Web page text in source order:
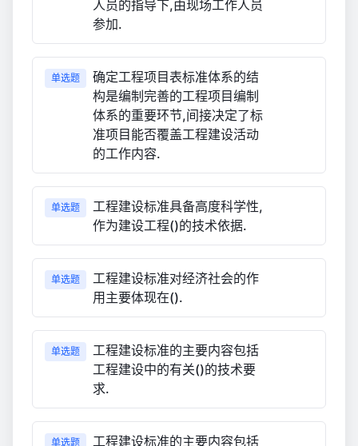
人员的指导下,由现场工作人员
参加.
单选题
确定工程项目表标准体系的结
构是编制完善的工程项目编制
体系的重要环节,间接决定了标
准项目能否覆盖工程建设活动
的工作内容.
单选题
工程建设标准具备高度科学性,
作为建设工程()的技术依据.
单选题
工程建设标准对经济社会的作
用主要体现在().
单选题
工程建设标准的主要内容包括
工程建设中的有关()的技术要
求.
单选题
工程建设标准的主要内容包括